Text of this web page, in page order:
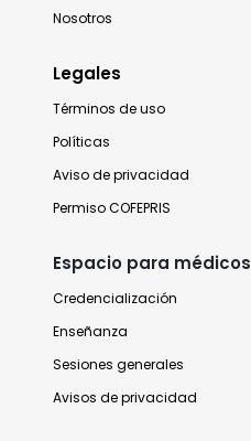
Nosotros
Legales
Términos de uso
Políticas
Aviso de privacidad
Permiso COFEPRIS
Espacio para médicos
Credencialización
Enseñanza
Sesiones generales
Avisos de privacidad